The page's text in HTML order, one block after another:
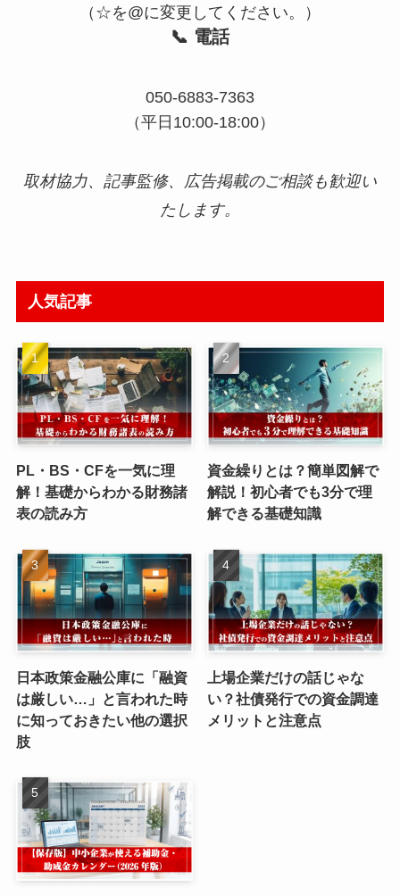
（☆を@に変更してください。）
📞 電話
050-6883-7363
（平日10:00‑18:00）
取材協力、記事監修、広告掲載のご相談も歓迎い
たします。
人気記事
PL・BS・CFを一気に理
解！基礎からわかる財務諸
表の読み方
資金繰りとは？簡単図解で
解説！初心者でも3分で理
解できる基礎知識
日本政策金融公庫に「融資
は厳しい…」と言われた時
に知っておきたい他の選択
肢
上場企業だけの話じゃな
い？社債発行での資金調達
メリットと注意点